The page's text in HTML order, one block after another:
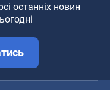
останніх новин